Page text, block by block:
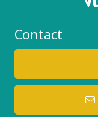
Contact